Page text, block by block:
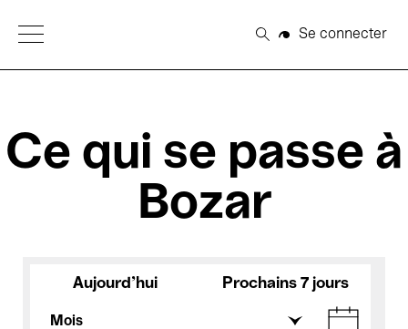
Open Menu
Rechercher
Se connecter
Ce qui se passe à
Bozar
Aujourd'hui Prochains 7 jours
Mois